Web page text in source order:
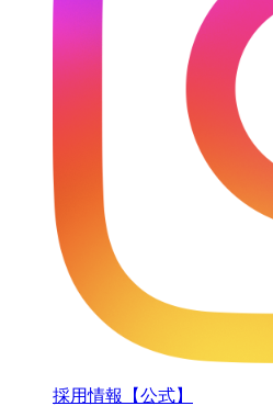
採用情報【公式】